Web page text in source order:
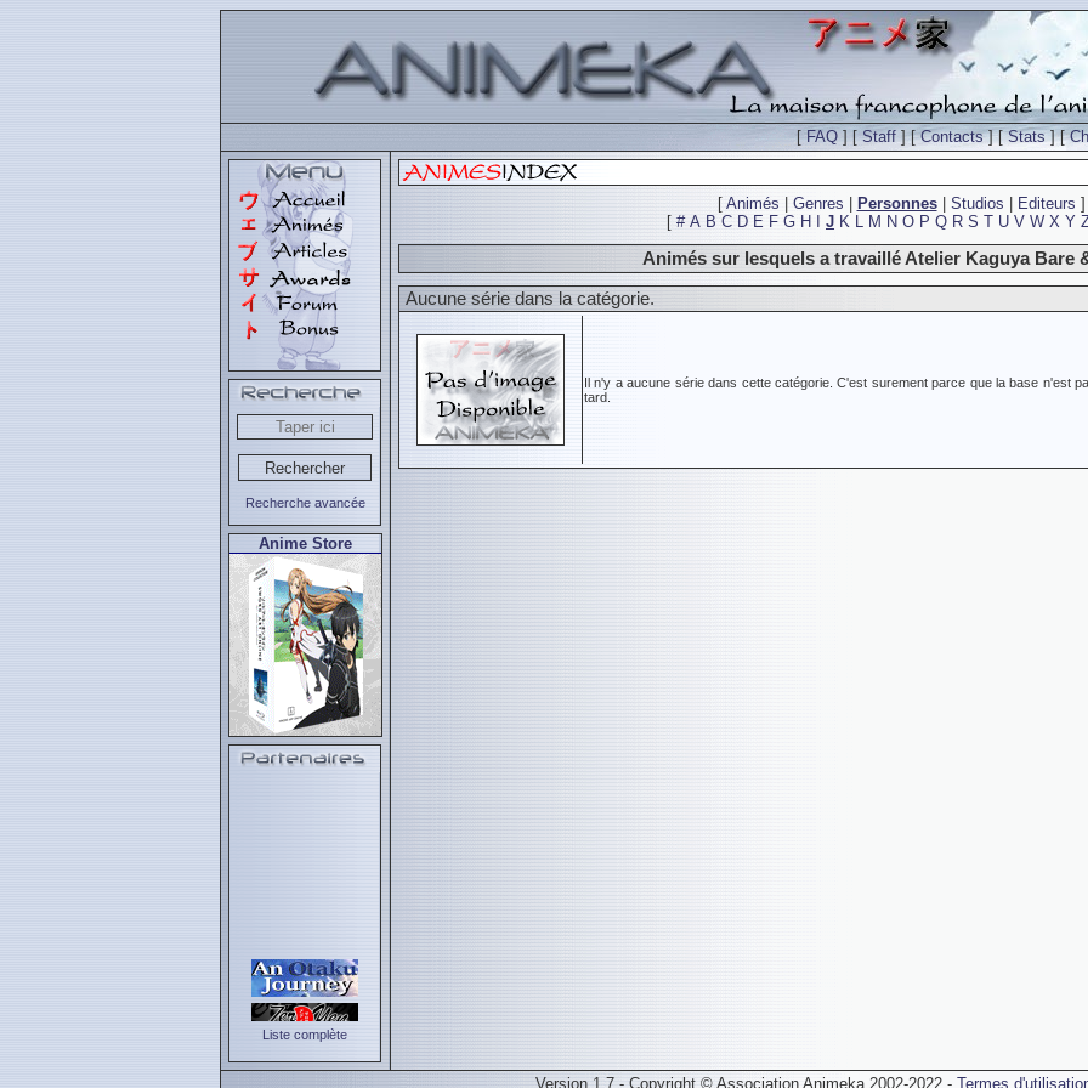
[FAQ ] [Staff ] [Contacts] [Stats] [
Recherche avancée
Anime Store
Liste complète
[ Animés Genres Personnes| Studios Editeurs ]
[ # A B C D E F G H J K L M N O P Q R S T U V W X Y
Animés sur lesquels a travaillé Atelier Kaguya Bare
Aucune série dans la catégorie.
Il n'y a aucune série dans cette catégorie. C'est surement parce que la base n'est
tard.
Version 1.7 - Copyright © Association Animeka 2002-2022 - Termes